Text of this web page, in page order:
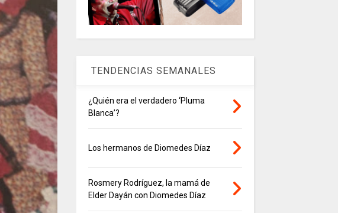
TENDENCIAS SEMANALES
¿Quién era el verdadero ‘Pluma
Blanca’?
Los hermanos de Diomedes Díaz
Rosmery Rodríguez, la mamá de
Elder Dayán con Diomedes Díaz